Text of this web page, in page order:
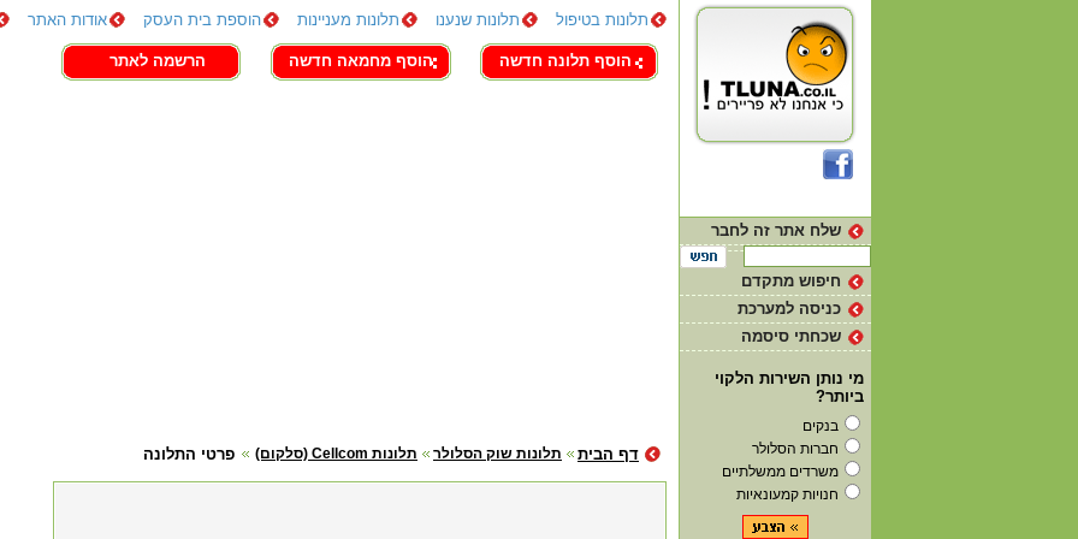
תלונות בטיפול תלונות שנענו תלונות מעניינות הוספת בית העסק אודות האתר
צור קשר
הוסף תלונה חדשה הוסף מחמאה חדשה הרשמה לאתר
פרטי התלונה תלונות Cellcom (סלקום) תלונות שוק הסלולר דף הבית
שלח אתר זה לחבר
חיפוש מתקדם
כניסה למערכת
שכחתי סיסמה
מי נותן השירות הלקוי
ביותר?
בנקים
חברות הסלולר
משרדים ממשלתיים
חנויות קמעונאיות